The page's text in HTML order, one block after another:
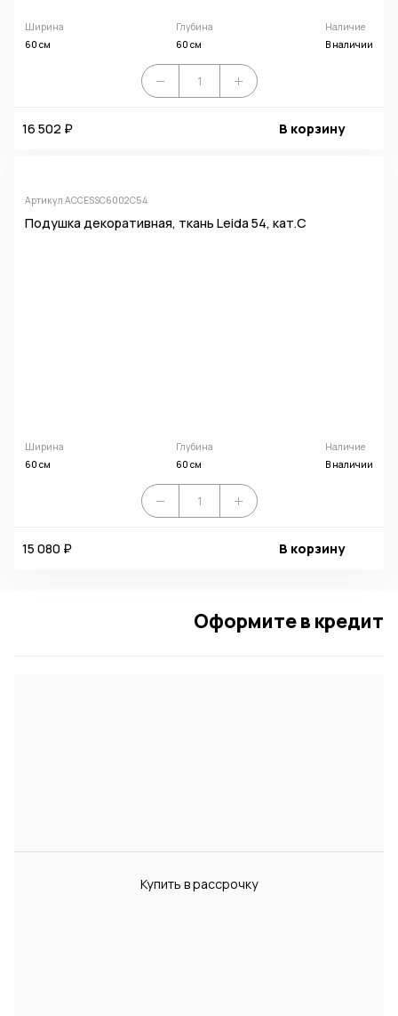
Ширина
60 см
Глубина
60 см
Наличие
В наличии
16 502 ₽ В корзину
Артикул ACCESSC6002C54
Подушка декоративная, ткань Leida 54, кат.C
Ширина
60 см
Глубина
60 см
Наличие
В наличии
15 080 ₽ В корзину
Оформите в кредит
Купить в рассрочку